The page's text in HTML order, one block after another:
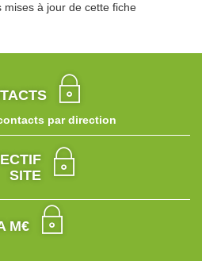
mises à jour de cette fiche
par direction
SITE
M€